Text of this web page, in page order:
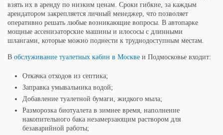
взять их в аренду по низким ценам. Сроки гибкие, за каждым
арендатором закрепляется личный менеджер, что позволяет
оперативно решать любые возникающие вопросы. В автопарке
мощные ассенизаторские машины и илососы с длинными
шлангами, которые можно поднести к труднодоступным местам.
В обслуживание туалетных кабин в Москве и Подмосковье входит:
Откачка отходов из септика;
Заправка умывальника водой;
Добавление туалетной бумаги, жидкого мыла;
Разморозка биотуалета в зимнее время, наполнение
накопительного бака незамерзающим раствором для
безаварийной работы;